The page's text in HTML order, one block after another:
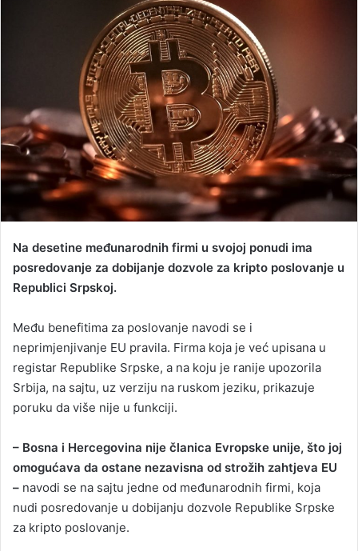
a
n
e
m
i
l
Na desetine međunarodnih firmi u svojoj ponudi ima
posredovanje za dobijanje dozvole za kripto poslovanje u
Republici Srpskoj.
Među benefitima za poslovanje navodi se i
neprimjenjivanje EU pravila. Firma koja je već upisana u
registar Republike Srpske, a na koju je ranije upozorila
Srbija, na sajtu, uz verziju na ruskom jeziku, prikazuje
poruku da više nije u funkciji.
– Bosna i Hercegovina nije članica Evropske unije, što joj
omogućava da ostane nezavisna od strožih zahtjeva EU
– navodi se na sajtu jedne od međunarodnih firmi, koja
nudi posredovanje u dobijanju dozvole Republike Srpske
za kripto poslovanje.